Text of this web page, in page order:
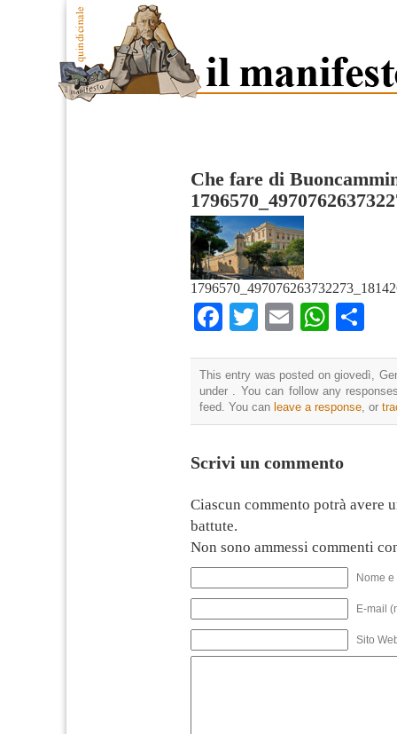
Che fare di
Facebook
TwitterEmail
This entry was posted on giovedì,
under . You can follow any
feed. You can leave a response, or
Scrivi un commento
Ciascun commento potrà avere
battute.
Non sono ammessi commenti
Nome
E-mail
Sito